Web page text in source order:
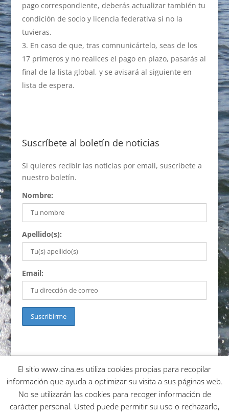
pago correspondiente, deberás actualizar también tu
condición de socio y licencia federativa si no la
tuvieras.
En caso de que, tras comnunicártelo, seas de los
17 primeros y no realices el pago en plazo, pasarás al
final de la lista global, y se avisará al siguiente en
lista de espera.
Suscríbete al boletín de noticias
Si quieres recibir las noticias por email, suscríbete a
nuestro boletín.
Nombre:
Apellido(s):
Email:
Política de cookies
Política de privacidad
Condiciones de uso
Condiciones de curso y devolución
Aceptación de responsabilidad de cesión
El sitio www.cina.es utiliza cookies propias para recopilar
información que ayuda a optimizar su visita a sus páginas web.
No se utilizarán las cookies para recoger información de
carácter personal. Usted puede permitir su uso o rechazarlo,